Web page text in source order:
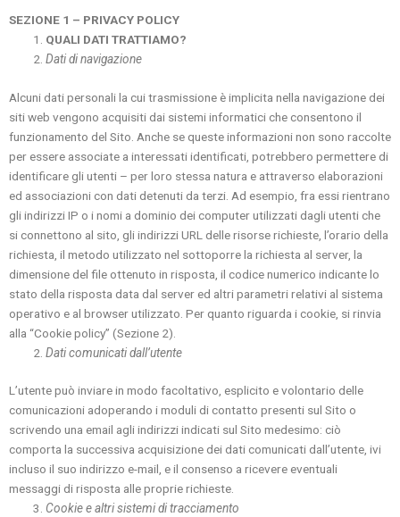
SEZIONE 1 – PRIVACY POLICY
QUALI DATI TRATTIAMO?
Dati di navigazione
Alcuni dati personali la cui trasmissione è implicita nella navigazione dei
siti web vengono acquisiti dai sistemi informatici che consentono il
funzionamento del Sito. Anche se queste informazioni non sono raccolte
per essere associate a interessati identificati, potrebbero permettere di
identificare gli utenti – per loro stessa natura e attraverso elaborazioni
ed associazioni con dati detenuti da terzi. Ad esempio, fra essi rientrano
gli indirizzi IP o i nomi a dominio dei computer utilizzati dagli utenti che
si connettono al sito, gli indirizzi URL delle risorse richieste, l’orario della
richiesta, il metodo utilizzato nel sottoporre la richiesta al server, la
dimensione del file ottenuto in risposta, il codice numerico indicante lo
stato della risposta data dal server ed altri parametri relativi al sistema
operativo e al browser utilizzato. Per quanto riguarda i cookie, si rinvia
alla “Cookie policy” (Sezione 2).
Dati comunicati dall’utente
L’utente può inviare in modo facoltativo, esplicito e volontario delle
comunicazioni adoperando i moduli di contatto presenti sul Sito o
scrivendo una email agli indirizzi indicati sul Sito medesimo: ciò
comporta la successiva acquisizione dei dati comunicati dall’utente, ivi
incluso il suo indirizzo e-mail, e il consenso a ricevere eventuali
messaggi di risposta alle proprie richieste.
Cookie e altri sistemi di tracciamento